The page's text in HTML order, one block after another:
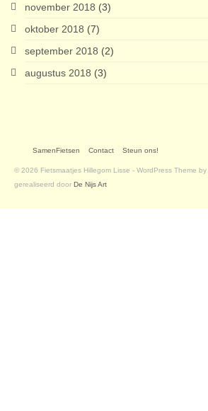
november 2018 (3)
oktober 2018 (7)
september 2018 (2)
augustus 2018 (3)
SamenFietsen Contact Steun ons!
© 2026 Fietsmaatjes Hillegom Lisse - WordPress Theme by
gerealiseerd door De Nijs Art